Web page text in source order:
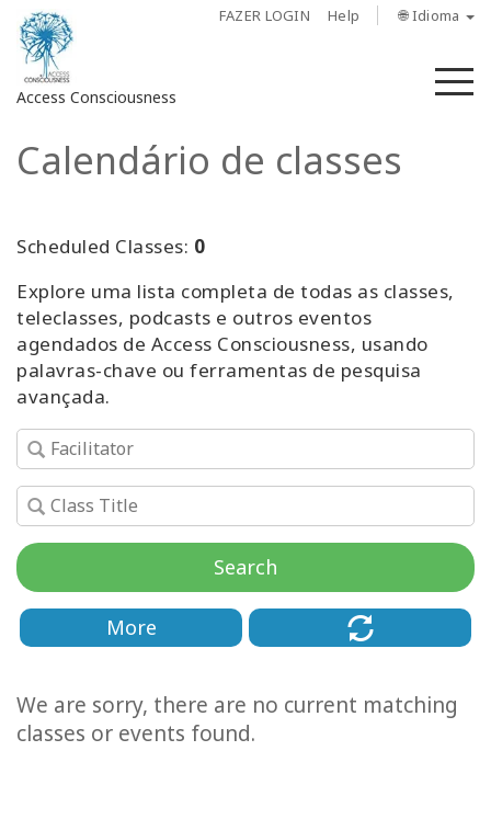
FAZER LOGIN Help 🌐 Idioma
Access Consciousness
Fazer
sua
Sobre
Access
Bars
Regiões
Classes
Novidades
Calendário de classes
Scheduled Classes: 0
Explore uma lista completa de todas as classes,
teleclasses, podcasts e outros eventos
agendados de Access Consciousness, usando
palavras-chave ou ferramentas de pesquisa
avançada.
Search
More
We are sorry, there are no current matching
classes or events found.